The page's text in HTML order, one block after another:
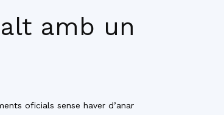
amb un
oficials sense haver d’anar